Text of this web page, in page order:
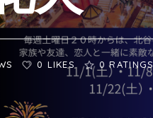
0 LIKES 0 RATINGS